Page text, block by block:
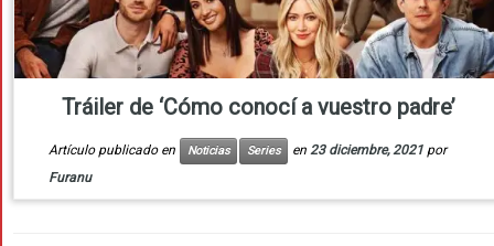
Tráiler de ‘Cómo conocí a vuestro padre’
Artículo publicado en Noticias Series en 23 diciembre, 2021 por
Furanu